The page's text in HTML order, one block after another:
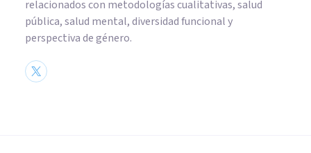
relacionados con metodologías cualitativas, salud
pública, salud mental, diversidad funcional y
perspectiva de género.